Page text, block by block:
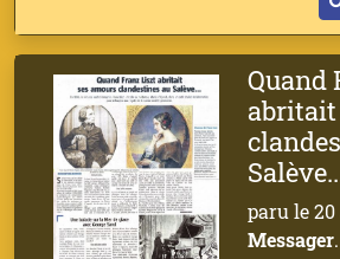
Quand
abritait
paru le
Messager.